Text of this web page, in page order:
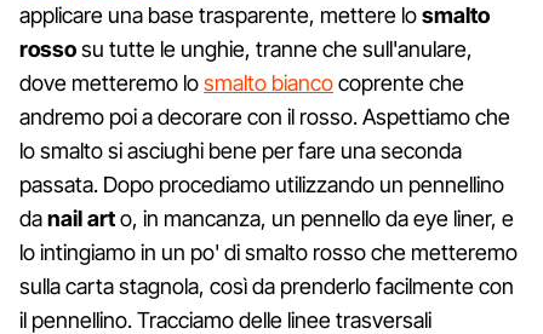
applicare una base trasparente, mettere losmalto
rossosu tutte le unghie, tranne che sull'anulare,
dove metteremo losmalto biancocoprente che
andremo poi a decorare con il rosso. Aspettiamo che
lo smalto si asciughi bene per fare una seconda
passata. Dopo procediamo utilizzando un pennellino
danail arto, in mancanza, un pennello da eye liner, e
lo intingiamo in un po' di smalto rosso che metteremo
sulla carta stagnola, così da prenderlo facilmente con
il pennellino. Tracciamo delle linee trasversali